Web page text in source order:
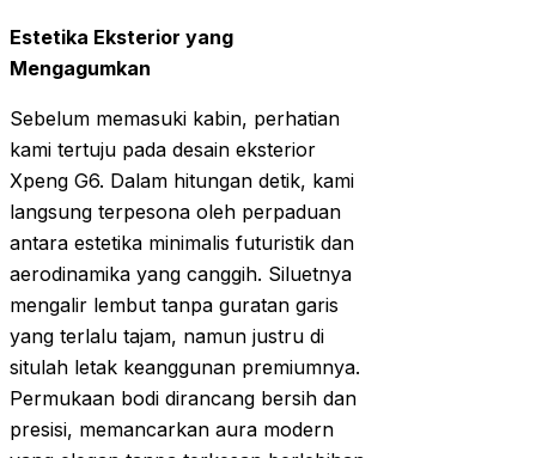
Estetika Eksterior yang
Mengagumkan
Sebelum memasuki kabin, perhatian
kami tertuju pada desain eksterior
Xpeng G6. Dalam hitungan detik, kami
langsung terpesona oleh perpaduan
antara estetika minimalis futuristik dan
aerodinamika yang canggih. Siluetnya
mengalir lembut tanpa guratan garis
yang terlalu tajam, namun justru di
situlah letak keanggunan premiumnya.
Permukaan bodi dirancang bersih dan
presisi, memancarkan aura modern